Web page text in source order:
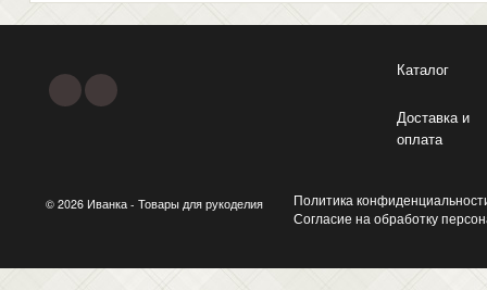
Каталог
Доставка и
оплата
© 2026 Иванка - Товары для рукоделия
Политика
Согласие на обработку